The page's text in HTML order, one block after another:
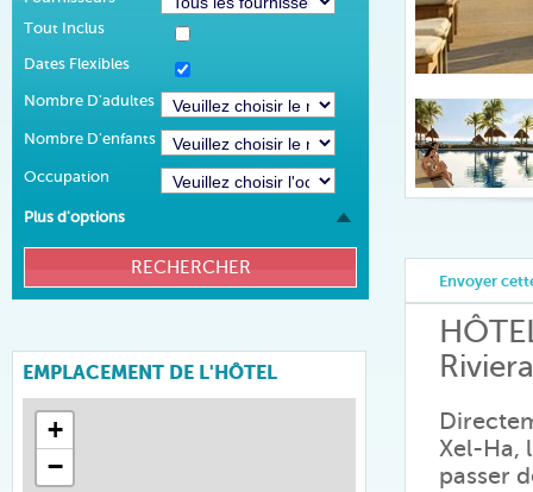
Tout Inclus
Dates Flexibles
Nombre D'adultes
Nombre D'enfants
Occupation
Plus d'options
EMPLACEMENT DE L'HÔTEL
+
−
Envoyer
Xel-Ha,
passer